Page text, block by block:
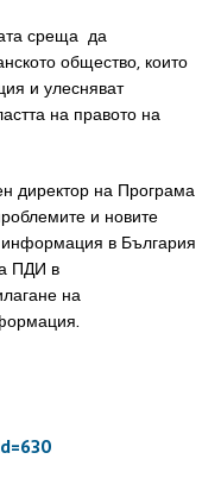
среща да
общество, които
и улесняват
на правото на
директор на Програма
и новите
информация в България
ПДИ в
на